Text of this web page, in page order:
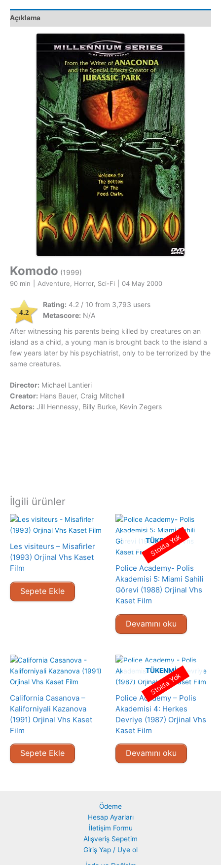
Açıklama
Komodo (1999)
90 min Adventure, Horror, Sci-Fi 04 May 2000
4.2
Rating: 4.2 / 10 from 3,793 users
Metascore: N/A
After witnessing his parents being killed by creatures on an
island as a child, a young man is brought back to the island a
few years later by his psychiatrist, only to be terrorized by the
same creatures.
Director: Michael Lantieri
Creator: Hans Bauer, Craig Mitchell
Actors: Jill Hennessy, Billy Burke, Kevin Zegers
İlgili ürünler
Les visiteurs – Misafirler
(1993) Orjinal Vhs Kaset
Film
Sepete Ekle
TÜKENMIŞ
Police Academy- Polis
Akademisi 5: Miami Sahili
Görevi (1988) Orjinal Vhs
Kaset Film
Devamını oku
Stokta Yok
California Casanova –
Kaliforniyali Kazanova
(1991) Orjinal Vhs Kaset
Film
Sepete Ekle
TÜKENMIŞ
Police Academy – Polis
Akademisi 4: Herkes
Devriye (1987) Orjinal Vhs
Kaset Film
Devamını oku
Stokta Yok
Ödeme
Hesap Ayarları
İletişim Formu
Alışveriş Sepetim
Giriş Yap / Uye ol